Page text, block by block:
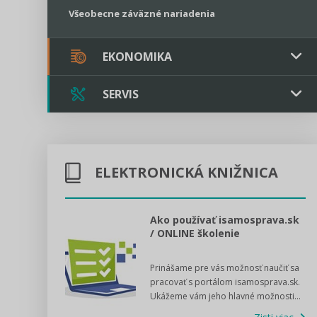
Všeobecne záväzné nariadenia
EKONOMIKA
Verejné obstarávanie
Majetok
Rozpočet
Sociálne podniky
Štátna pomoc
SERVIS
Kontakt
Tlačová agentúra
VIDEO produkcia
ELEKTRONICKÁ KNIŽNICA
Ako používať isamosprava.sk
/ ONLINE školenie
Prinášame pre vás možnosť naučiť sa
pracovať s portálom isamosprava.sk.
Ukážeme vám jeho hlavné možnosti...